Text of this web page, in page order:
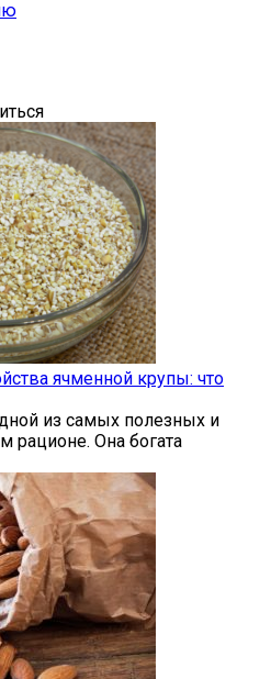
ячменной крупы: что
из самых полезных и
рационе. Она богата